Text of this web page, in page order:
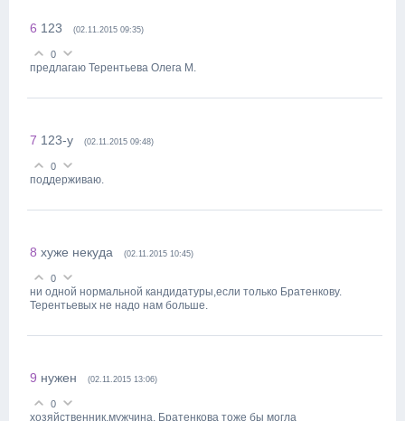
6 123 (02.11.2015 09:35)
0
предлагаю Терентьева Олега М.
7 123-у (02.11.2015 09:48)
0
поддерживаю.
8 хуже некуда (02.11.2015 10:45)
0
ни одной нормальной кандидатуры,если только Братенкову.
Терентьевых не надо нам больше.
9 нужен (02.11.2015 13:06)
0
хозяйственник,мужчина. Братенкова тоже бы могла